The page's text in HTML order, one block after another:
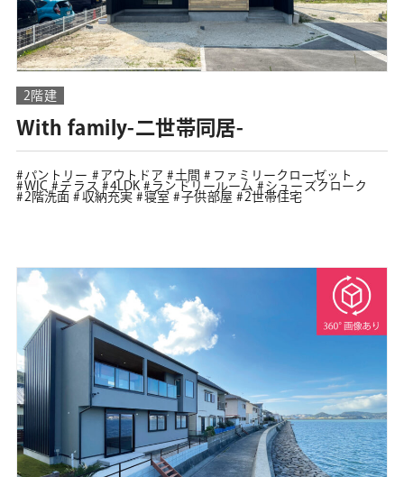
2階建
With family-二世帯同居-
パントリー アウトドア 土間
ファミリークローゼット
WIC
テラス 4LDK ランドリールーム
シューズクローク
2階洗面
収納充実 寝室 子供部屋 2世帯住宅